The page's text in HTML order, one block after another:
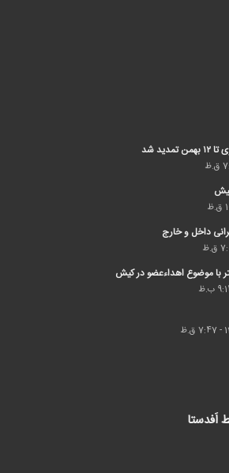
شد
داخل و خارج
با موضوع اهداء‌عضو در کیش
اَفدستا